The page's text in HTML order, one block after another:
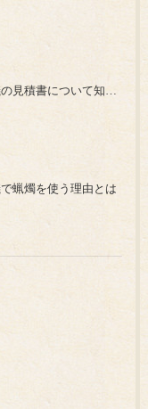
やすらぎ葬祭清雲/葬儀の見積書について知っておきたいポイント
蝋燭を使う理由とは